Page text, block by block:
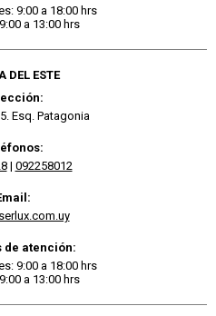
9:00 a 18:00 hrs
a 13:00 hrs
DEL ESTE
Esq. Patagonia
| 092258012
de atención:
9:00 a 18:00 hrs
a 13:00 hrs